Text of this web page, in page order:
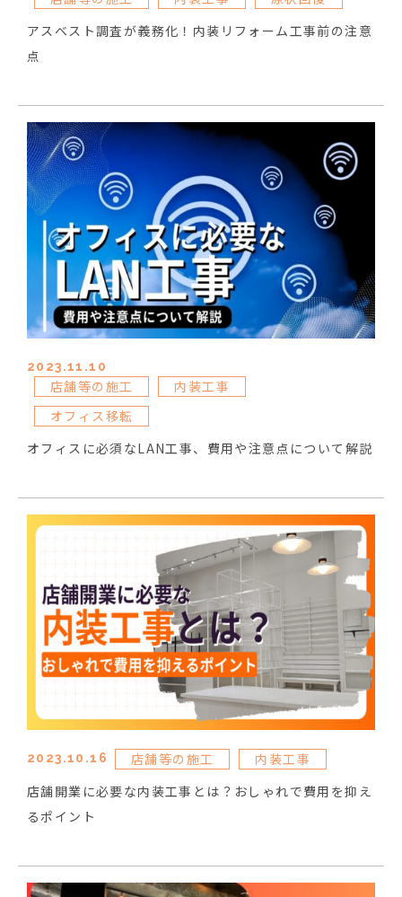
アスベスト調査が義務化！内装リフォーム工事前の注意
点
2023.11.10
店舗等の施工
内装工事
オフィス移転
オフィスに必須なLAN工事、費用や注意点について解説
2023.10.16 店舗等の施工
内装工事
店舗開業に必要な内装工事とは？おしゃれで費用を抑え
るポイント